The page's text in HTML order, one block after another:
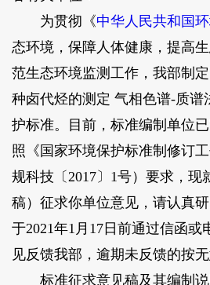
为贯彻《中华人民共和国
态环境，保障人体健康，提高
范生态环境监测工作，我部制
种卤代烃的测定 气相色谱-质谱
护标准。目前，标准编制单位
照《国家环境保护标准制修订
规科技〔2017〕1号）要求，现
稿）征求你单位意见，请认真
于2021年1月17日前通过信函或
见反馈我部，逾期未反馈的按无
标准征求意见稿及其编制说